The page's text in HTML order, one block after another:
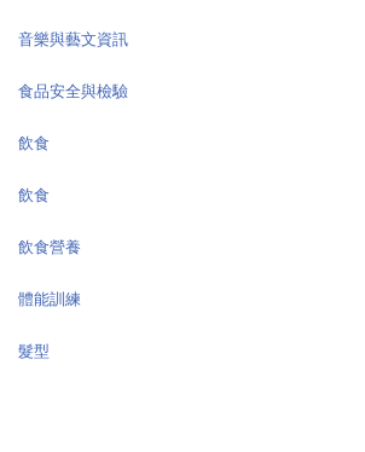
音樂與藝文資訊
食品安全與檢驗
飲食
飲食
飲食營養
體能訓練
髮型